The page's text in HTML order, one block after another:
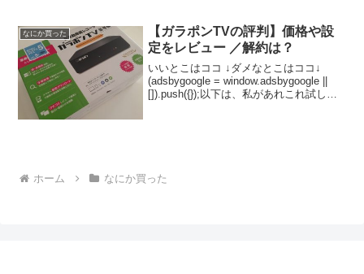
く。Chromeが重くなる原因Chromeが重
くなる...
なにか買った
【ガラポンTVの評判】価格や設
定をレビュー ／解約は？
いいとこはココ ↓ダメなとこはココ↓
(adsbygoogle = window.adsbygoogle ||
[]).push({});以下は、私があれこれ試した
ホーム なにか買った